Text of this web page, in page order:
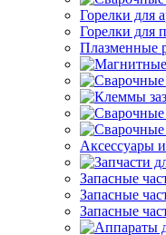
Горелки для
Горелки для
Плазменные
Аксессуары
Запасные
Запасные
Запасные